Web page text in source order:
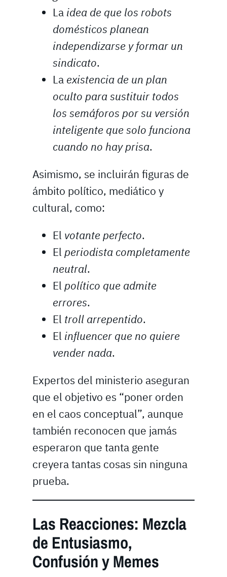
La idea de que los robots
domésticos planean
independizarse y formar un
sindicato.
La existencia de un plan
oculto para sustituir todos
los semáforos por su versión
inteligente que solo funciona
cuando no hay prisa.
Asimismo, se incluirán figuras de
ámbito político, mediático y
cultural, como:
El votante perfecto.
El periodista completamente
neutral.
El político que admite
errores.
El troll arrepentido.
El influencer que no quiere
vender nada.
Expertos del ministerio aseguran
que el objetivo es “poner orden
en el caos conceptual”, aunque
también reconocen que jamás
esperaron que tanta gente
creyera tantas cosas sin ninguna
prueba.
Las Reacciones: Mezcla
de Entusiasmo,
Confusión y Memes